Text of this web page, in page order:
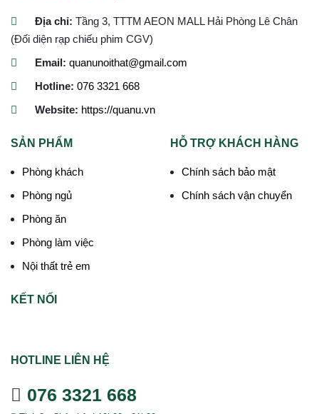
Địa chỉ: Tầng 3, TTTM AEON MALL Hải Phòng Lê Chân
(Đối diện rạp chiếu phim CGV)
Email: quanunoithat@gmail.com
Hotline: 076 3321 668
Website: https://quanu.vn
SẢN PHẨM
Phòng khách
Phòng ngủ
Phòng ăn
Phòng làm việc
Nội thất trẻ em
HỖ TRỢ KHÁCH HÀNG
Chính sách bảo mật
Chính sách vận chuyển
KẾT NỐI
HOTLINE LIÊN HỆ
076 3321 668